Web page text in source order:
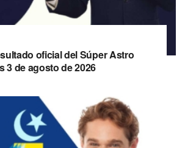
oficial del Súper Astro
3 de agosto de 2026